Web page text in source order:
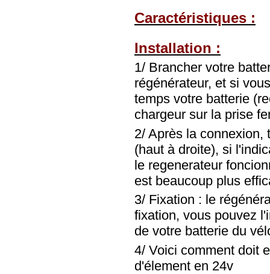
Caractéristiques :
Installation :
1/ Brancher votre
régénérateur, et si
temps votre batterie
chargeur sur la prise
2/ Après la connexion,
(haut à droite), si
le regenerateur
est beaucoup plus
3/ Fixation : le
fixation, vous pouvez
de votre batterie du
4/ Voici comment doit
d'élement en 24v